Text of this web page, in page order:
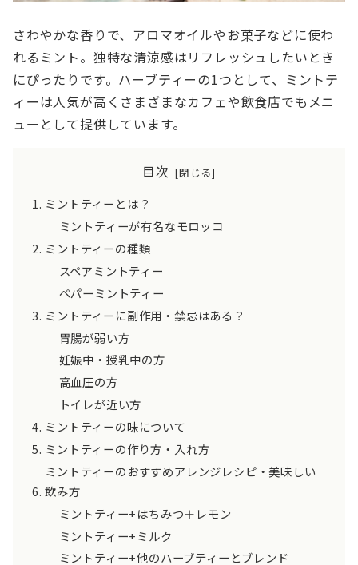
さわやかな香りで、アロマオイルやお菓子などに使わ
れるミント。独特な清涼感はリフレッシュしたいとき
にぴったりです。ハーブティーの1つとして、ミントテ
ィーは人気が高くさまざまなカフェや飲食店でもメニ
ューとして提供しています。
目次
ミントティーとは？
ミントティーが有名なモロッコ
ミントティーの種類
スペアミントティー
ペパーミントティー
ミントティーに副作用・禁忌はある？
胃腸が弱い方
妊娠中・授乳中の方
高血圧の方
トイレが近い方
ミントティーの味について
ミントティーの作り方・入れ方
ミントティーのおすすめアレンジレシピ・美味しい
飲み方
ミントティー+はちみつ＋レモン
ミントティー+ミルク
ミントティー+他のハーブティーとブレンド